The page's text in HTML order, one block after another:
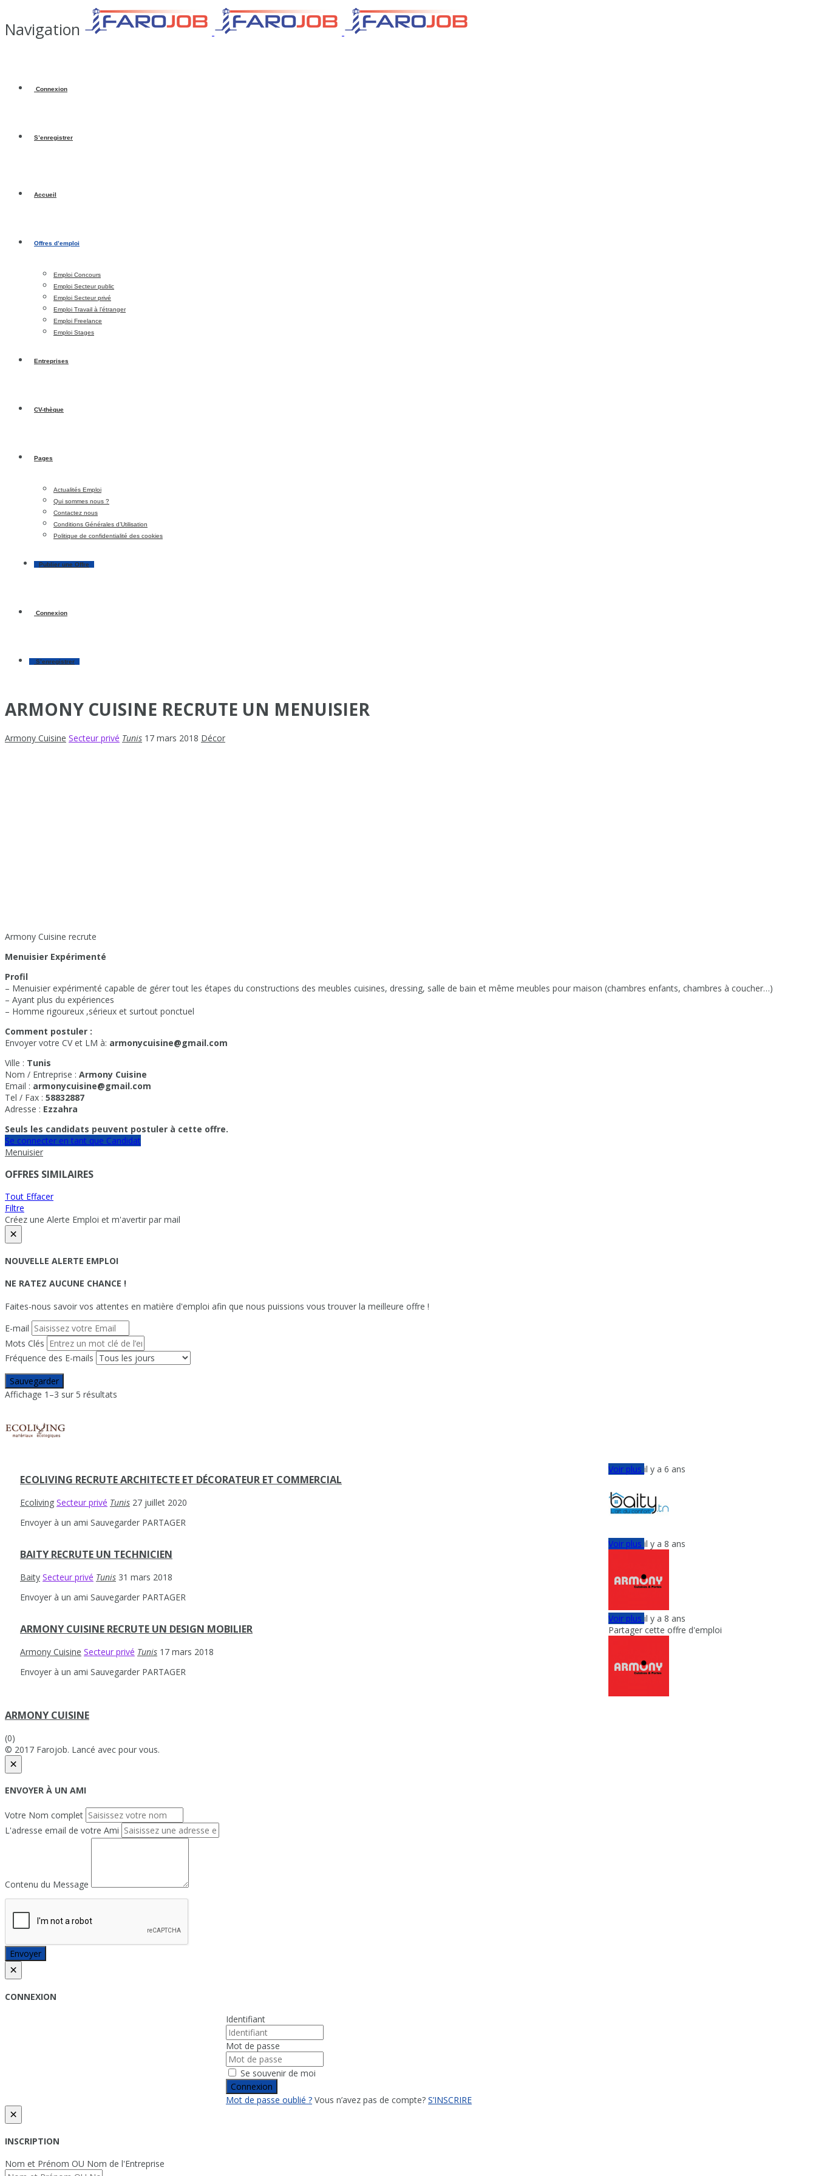
Navigation
Connexion
S’enregistrer
Accueil
Offres d’emploi
Emploi Concours
Emploi Secteur public
Emploi Secteur privé
Emploi Travail à l’étranger
Emploi Freelance
Emploi Stages
Entreprises
CV-thèque
Pages
Actualités Emploi
Qui sommes nous ?
Contactez nous
Conditions Générales d’Utilisation
Politique de confidentialité des cookies
Publier une Offre
Connexion
S’enregistrer
ARMONY CUISINE RECRUTE UN MENUISIER
Armony Cuisine Secteur privé Tunis 17 mars 2018 Décor
Armony Cuisine recrute
Menuisier Expérimenté
Profil
– Menuisier expérimenté capable de gérer tout les étapes du constructions des meubles cuisines, dressing, salle de bain et même meubles pour maison (chambres enfants, chambres à coucher…)
– Ayant plus du expériences
– Homme rigoureux ,sérieux et surtout ponctuel
Comment postuler :
Envoyer votre CV et LM à: armonycuisine@gmail.com
Ville : Tunis
Nom / Entreprise : Armony Cuisine
Email : armonycuisine@gmail.com
Tel / Fax : 58832887
Adresse : Ezzahra
Seuls les candidats peuvent postuler à cette offre.
Se connecter en tant que Candidat
Menuisier
OFFRES SIMILAIRES
Tout Effacer
Filtre
Créez une Alerte Emploi et m'avertir par mail
×
NOUVELLE ALERTE EMPLOI
NE RATEZ AUCUNE CHANCE !
Faites-nous savoir vos attentes en matière d'emploi afin que nous puissions vous trouver la meilleure offre !
E-mail
Mots Clés
Fréquence des E-mails
Sauvegarder
Affichage 1–3 sur 5 résultats
ECOLIVING RECRUTE ARCHITECTE ET DÉCORATEUR ET COMMERCIAL
Ecoliving Secteur privé Tunis 27 juillet 2020
Envoyer à un ami Sauvegarder PARTAGER
Voir plusil y a 6 ans
BAITY RECRUTE UN TECHNICIEN
Baity Secteur privé Tunis 31 mars 2018
Envoyer à un ami Sauvegarder PARTAGER
Voir plusil y a 8 ans
ARMONY CUISINE RECRUTE UN DESIGN MOBILIER
Armony Cuisine Secteur privé Tunis 17 mars 2018
Envoyer à un ami Sauvegarder PARTAGER
Voir plusil y a 8 ans
Partager cette offre d'emploi
ARMONY CUISINE
(0)
© 2017 Farojob. Lancé avec pour vous.
×
ENVOYER À UN AMI
Votre Nom complet
L'adresse email de votre Ami
Contenu du Message
Envoyer
×
CONNEXION
Identifiant
Mot de passe
Se souvenir de moi
Connexion
Mot de passe oublié ? Vous n’avez pas de compte? S’INSCRIRE
×
INSCRIPTION
Nom et Prénom OU Nom de l'Entreprise